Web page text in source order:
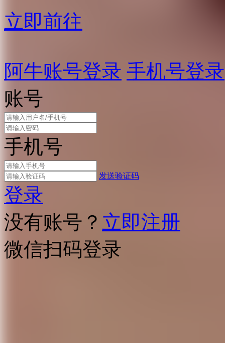
立即前往
阿牛账号登录 手机号登录
账号
手机号
发送验证码
登录
没有账号？ 立即注册
微信扫码登录